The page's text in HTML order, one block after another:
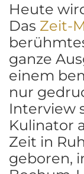
Heute
Das Zeit-
ganze
einem
nur
Interview
Kulinator
Zeit in
geboren,